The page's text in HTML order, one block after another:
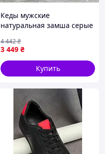
Кеды мужские
натуральная замша серые
чоловічі натуральна
замша сірі класичні
3 449 ₴
4 442₴
Купить